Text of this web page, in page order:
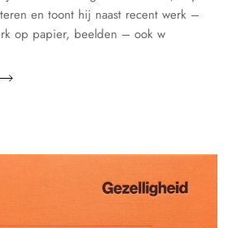
en toont hij naast recent werk –
op papier, beelden – ook w